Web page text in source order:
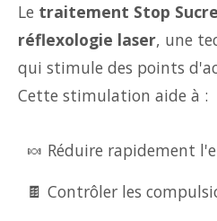
Le traitement Stop
réflexologie laser, une
qui stimule des points
Cette stimulation aide à :
🍬 Réduire rapidement
🍫 Contrôler les